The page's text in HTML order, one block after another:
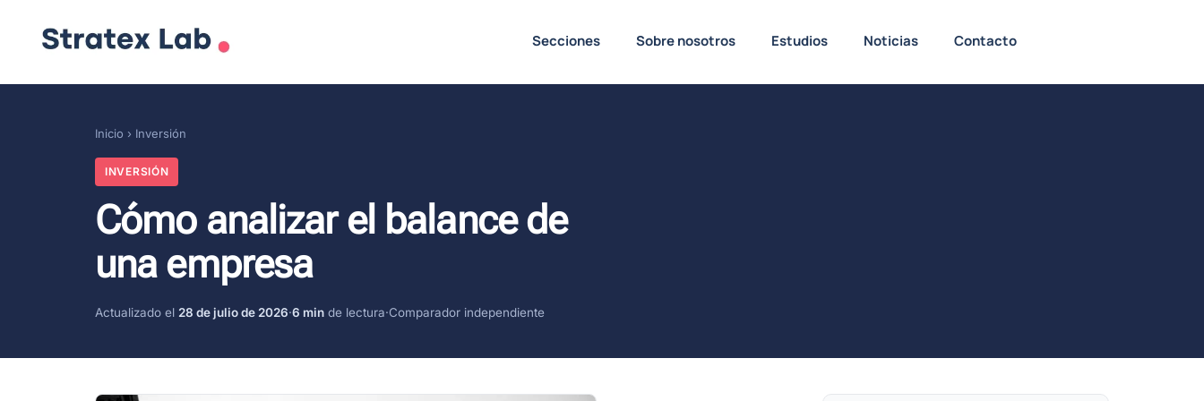
Secciones Sobre nosotros Estudios Noticias Contacto
Inicio › Inversión
INVERSIÓN
Cómo analizar el balance de
una empresa
Actualizado el 28 de julio de 2026·6 min de lectura·Comparador independiente